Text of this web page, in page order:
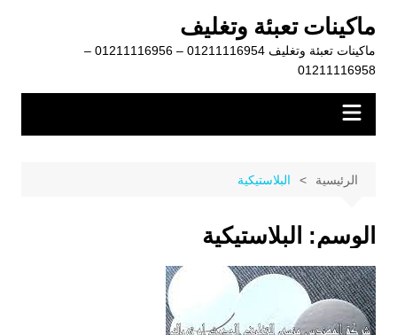
المحتوى
ماكينات تعبئة وتغليف
ماكينات تعبئة وتغليف 01211116954 – 01211116956 –
01211116958
الرئيسية البلاستيكية
الوسم: البلاستيكية